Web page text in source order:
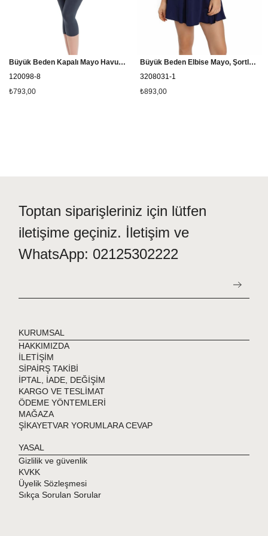
Büyük Beden Kapalı Mayo Havuz Grubu Tesmay 22098
120098-8
₺793,00
Büyük Beden Elbise Mayo, Şortlu Etekli Mayo Cesa 3208031 Lacivert
3208031-1
₺893,00
Toptan siparişleriniz için lütfen
iletişime geçiniz. İletişim ve
WhatsApp: 02125302222
KURUMSAL
HAKKIMIZDA
İLETİŞİM
SİPAİRŞ TAKİBİ
İPTAL, İADE, DEĞİŞİM
KARGO VE TESLİMAT
ÖDEME YÖNTEMLERİ
MAĞAZA
ŞİKAYETVAR YORUMLARA CEVAP
YASAL
Gizlilik ve güvenlik
KVKK
Üyelik Sözleşmesi
Sıkça Sorulan Sorular